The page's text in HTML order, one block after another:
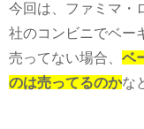
今回は、ファミマ・
社のコンビニでベー
売ってない場合、 ベ
のは売ってるのかな